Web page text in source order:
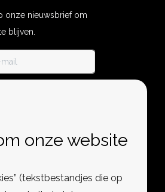
onze nieuwsbrief om
blijven.
onze website
(tekstbestandjes die op